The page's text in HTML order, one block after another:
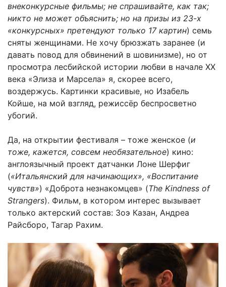
внеконкурсные фильмы; не спрашивайте, как так;
никто не может объяснить; но на призы из 23-х
«конкурсных» претендуют только 17 картин) семь
сняты женщинами. Не хочу брюзжать заранее (и
давать повод для обвинений в шовинизме), но от
просмотра лесбийской истории любви в начале ХХ
века «Элиза и Марсела» я, скорее всего,
воздержусь. Картинки красивые, но Изабель
Койше, на мой взгляд, режиссёр беспросветно
убогий.
Да, на открытии фестиваля – тоже женское (и
тоже, кажется, совсем необязательное) кино:
англоязычный проект датчанки Лоне Шерфиг
(«Итальянский для начинающих», «Воспитание
чувств») «Доброта незнакомцев» (The Kindness of
Strangers). Фильм, в котором интерес вызывает
только актерский состав: Зоэ Казан, Андреа
Райсборо, Тагар Рахим.